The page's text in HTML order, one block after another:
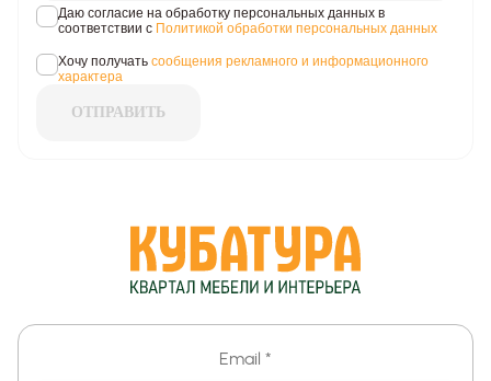
Даю согласие на обработку персональных данных в
соответствии с Политикой обработки персональных данных
Хочу получать сообщения рекламного и информационного
характера
ОТПРАВИТЬ